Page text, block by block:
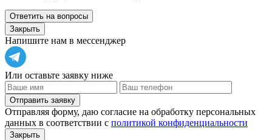
Ответить на вопросы
Закрыть
Напишите нам в мессенджер
Или оставьте заявку ниже
Отправить заявку
Отправляя форму, даю согласие на обработку персональных
данных в соответствии с политикой конфиденциальности
Закрыть